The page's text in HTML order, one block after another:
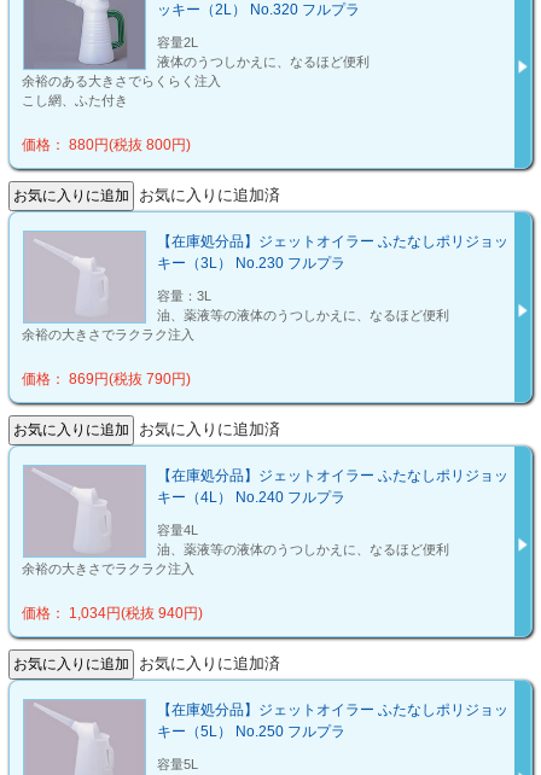
ッキー（2L） No.320 フルプラ
容量2L
液体のうつしかえに、なるほど便利
余裕のある大きさでらくらく注入
こし網、ふた付き
価格： 880円(税抜 800円)
お気に入りに追加済
【在庫処分品】ジェットオイラー ふたなしポリジョッ
キー（3L） No.230 フルプラ
容量：3L
油、薬液等の液体のうつしかえに、なるほど便利
余裕の大きさでラクラク注入
価格： 869円(税抜 790円)
お気に入りに追加済
【在庫処分品】ジェットオイラー ふたなしポリジョッ
キー（4L） No.240 フルプラ
容量4L
油、薬液等の液体のうつしかえに、なるほど便利
余裕の大きさでラクラク注入
価格： 1,034円(税抜 940円)
お気に入りに追加済
【在庫処分品】ジェットオイラー ふたなしポリジョッ
キー（5L） No.250 フルプラ
容量5L